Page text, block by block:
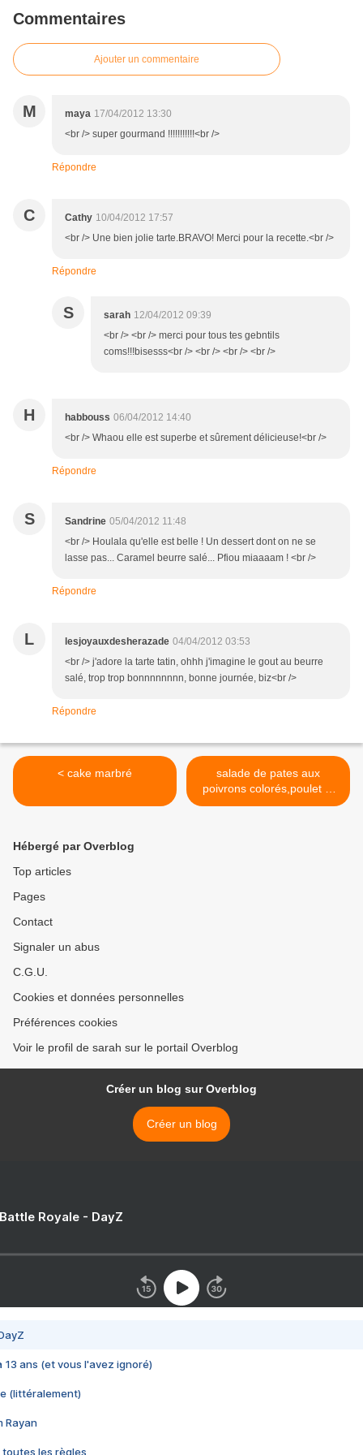
Commentaires
Ajouter un commentaire
M maya 17/04/2012 13:30
<br /> super gourmand !!!!!!!!!!!<br />
Répondre
C Cathy 10/04/2012 17:57
<br /> Une bien jolie tarte.BRAVO! Merci pour la recette.<br />
Répondre
S sarah 12/04/2012 09:39
<br /> <br /> merci pour tous tes gebntils
coms!!!bisesss<br /> <br /> <br /> <br />
H habbouss 06/04/2012 14:40
<br /> Whaou elle est superbe et sûrement délicieuse!<br />
Répondre
S Sandrine 05/04/2012 11:48
<br /> Houlala qu'elle est belle ! Un dessert dont on ne se
lasse pas... Caramel beurre salé... Pfiou miaaaam ! <br />
Répondre
L lesjoyauxdesherazade 04/04/2012 03:53
<br /> j'adore la tarte tatin, ohhh j'imagine le gout au beurre
salé, trop trop bonnnnnnnn, bonne journée, biz<br />
Répondre
< cake marbré
salade de pates aux
poivrons colorés,poulet et
mimolette >
Hébergé par Overblog
Top articles
Pages
Contact
Signaler un abus
C.G.U.
Cookies et données personnelles
Préférences cookies
Voir le profil de sarah sur le portail Overblog
Créer un blog sur Overblog
Créer un blog
Royale - DayZ
13 ans (et vous l'avez ignoré)
(littéralement)
Rayan
toutes les règles